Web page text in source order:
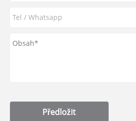
Předložit